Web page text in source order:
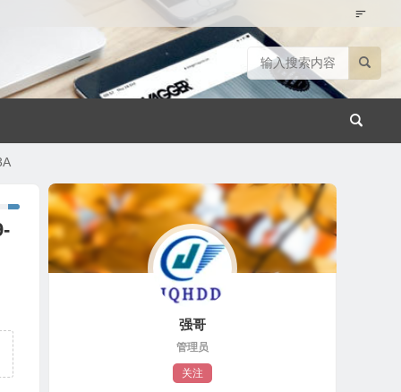
强哥
管理员
关注